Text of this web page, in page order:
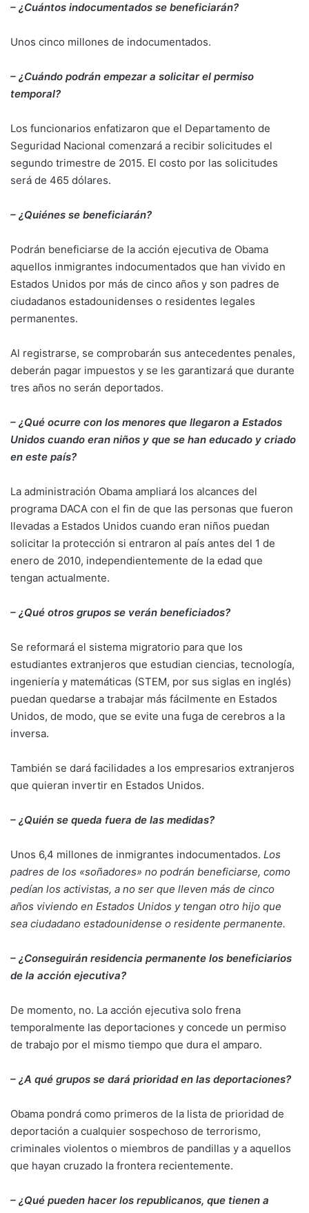
– ¿Cuántos indocumentados se beneficiarán?
Unos cinco millones de indocumentados.
– ¿Cuándo podrán empezar a solicitar el permiso
temporal?
Los funcionarios enfatizaron que el Departamento de
Seguridad Nacional comenzará a recibir solicitudes el
segundo trimestre de 2015. El costo por las solicitudes
será de 465 dólares.
– ¿Quiénes se beneficiarán?
Podrán beneficiarse de la acción ejecutiva de Obama
aquellos inmigrantes indocumentados que han vivido en
Estados Unidos por más de cinco años y son padres de
ciudadanos estadounidenses o residentes legales
permanentes.
Al registrarse, se comprobarán sus antecedentes penales,
deberán pagar impuestos y se les garantizará que durante
tres años no serán deportados.
– ¿Qué ocurre con los menores que llegaron a Estados
Unidos cuando eran niños y que se han educado y criado
en este país?
La administración Obama ampliará los alcances del
programa DACA con el fin de que las personas que fueron
llevadas a Estados Unidos cuando eran niños puedan
solicitar la protección si entraron al país antes del 1 de
enero de 2010, independientemente de la edad que
tengan actualmente.
– ¿Qué otros grupos se verán beneficiados?
Se reformará el sistema migratorio para que los
estudiantes extranjeros que estudian ciencias, tecnología,
ingeniería y matemáticas (STEM, por sus siglas en inglés)
puedan quedarse a trabajar más fácilmente en Estados
Unidos, de modo, que se evite una fuga de cerebros a la
inversa.
También se dará facilidades a los empresarios extranjeros
que quieran invertir en Estados Unidos.
– ¿Quién se queda fuera de las medidas?
Unos 6,4 millones de inmigrantes indocumentados. Los
padres de los «soñadores» no podrán beneficiarse, como
pedían los activistas, a no ser que lleven más de cinco
años viviendo en Estados Unidos y tengan otro hijo que
sea ciudadano estadounidense o residente permanente.
– ¿Conseguirán residencia permanente los beneficiarios
de la acción ejecutiva?
De momento, no. La acción ejecutiva solo frena
temporalmente las deportaciones y concede un permiso
de trabajo por el mismo tiempo que dura el amparo.
– ¿A qué grupos se dará prioridad en las deportaciones?
Obama pondrá como primeros de la lista de prioridad de
deportación a cualquier sospechoso de terrorismo,
criminales violentos o miembros de pandillas y a aquellos
que hayan cruzado la frontera recientemente.
– ¿Qué pueden hacer los republicanos, que tienen a